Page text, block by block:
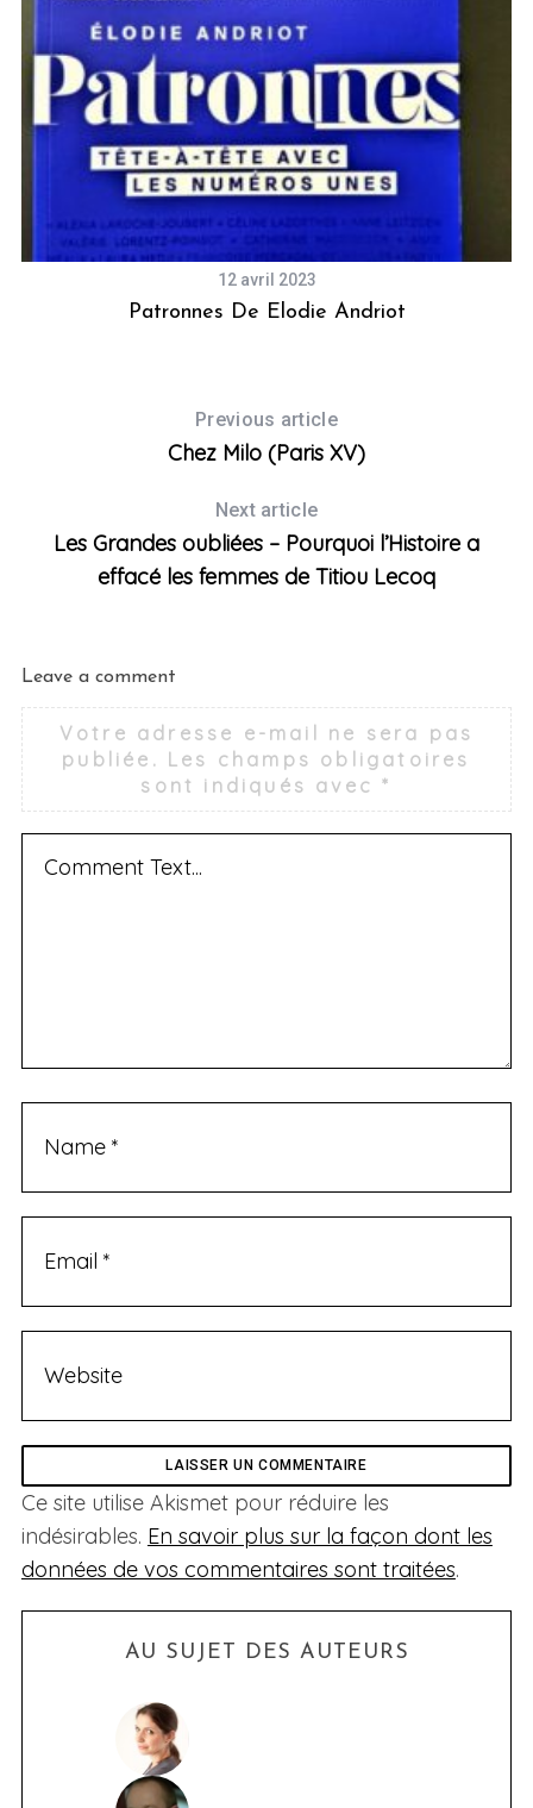
12 avril 2023
Patronnes De Elodie Andriot
Previous article
Chez Milo (Paris XV)
Next article
Les Grandes oubliées – Pourquoi l’Histoire a
effacé les femmes de Titiou Lecoq
Leave a comment
Votre adresse e-mail ne sera pas
publiée. Les champs obligatoires
sont indiqués avec*
Ce site utilise Akismet pour réduire les
indésirables. En savoir plus sur la façon dont les
données de vos commentaires sont traitées.
AU SUJET DES AUTEURS